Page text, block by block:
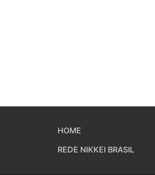
HOME
REDE NIKKEI BRASIL